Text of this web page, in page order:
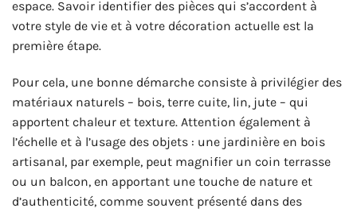
espace. Savoir identifier des pièces qui s’accordent à
votre style de vie et à votre décoration actuelle est la
première étape.
Pour cela, une bonne démarche consiste à privilégier des
matériaux naturels – bois, terre cuite, lin, jute – qui
apportent chaleur et texture. Attention également à
l’échelle et à l’usage des objets : une jardinière en bois
artisanal, par exemple, peut magnifier un coin terrasse
ou un balcon, en apportant une touche de nature et
d’authenticité, comme souvent présenté dans des